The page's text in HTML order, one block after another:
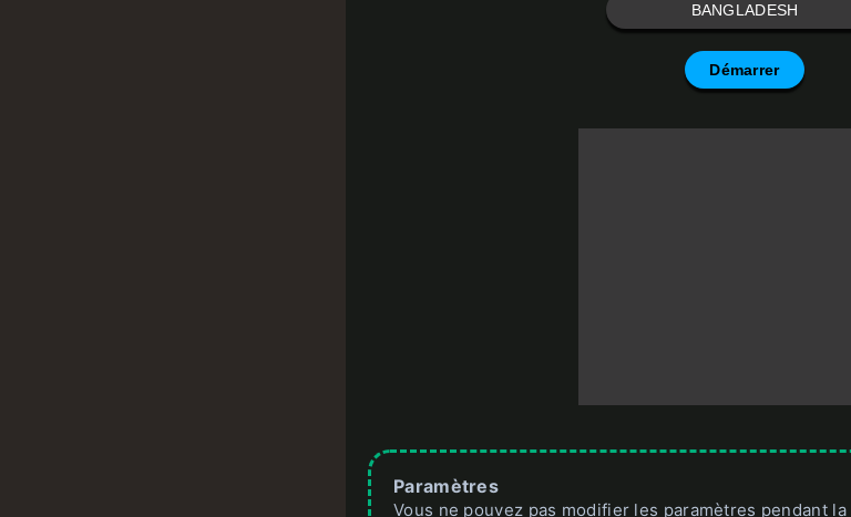
BANGLADESH
Démarrer
Paramètres
Vous ne pouvez pas modifier les paramètres pendant